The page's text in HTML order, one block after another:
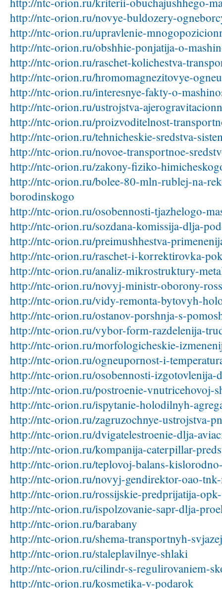
http://ntc-orion.ru/novye-buldozery-
http://ntc-orion.ru/upravlenie-
http://ntc-orion.ru/obshhie-ponjatija-o-
http://ntc-orion.ru/raschet-kolichestva-
http://ntc-orion.ru/hromomagnezitovye-
http://ntc-orion.ru/interesnye-fakty-o-
http://ntc-orion.ru/ustrojstva-
http://ntc-orion.ru/proizvoditelnost-
http://ntc-orion.ru/tehnicheskie-sredstva-
http://ntc-orion.ru/novoe-transportnoe-
http://ntc-orion.ru/zakony-fiziko-
http://ntc-orion.ru/bolee-80-mln-rublej-na-
borodinskogo
http://ntc-orion.ru/osobennosti-tjazhelogo-
http://ntc-orion.ru/sozdana-komissija-dlja-
http://ntc-orion.ru/preimushhestva-
http://ntc-orion.ru/raschet-i-korrektirovka-
http://ntc-orion.ru/analiz-mikrostruktury-
http://ntc-orion.ru/novyj-ministr-oborony-
http://ntc-orion.ru/vidy-remonta-bytovyh-
http://ntc-orion.ru/ostanov-porshnja-s-
http://ntc-orion.ru/vybor-form-razdelenija-
http://ntc-orion.ru/morfologicheskie-
http://ntc-orion.ru/ogneupornost-i-
http://ntc-orion.ru/osobennosti-izgotovlenija-
http://ntc-orion.ru/postroenie-vnutricehovoj-
http://ntc-orion.ru/ispytanie-holodilnyh-
http://ntc-orion.ru/zagruzochnye-ustrojstva-
http://ntc-orion.ru/dvigatelestroenie-dlja-
http://ntc-orion.ru/kompanija-caterpillar-
http://ntc-orion.ru/teplovoj-balans-
http://ntc-orion.ru/novyj-gendirektor-oao-
http://ntc-orion.ru/rossijskie-predprijatija-
http://ntc-orion.ru/ispolzovanie-sapr-dlja-
http://ntc-orion.ru/barabany
http://ntc-orion.ru/shema-transportnyh-
http://ntc-orion.ru/staleplavilnye-shlaki
http://ntc-orion.ru/cilindr-s-regulirovaniem-
http://ntc-orion.ru/kosmetika-v-podarok